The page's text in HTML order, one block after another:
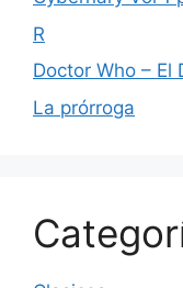
R
Doctor Who – El
La prórroga